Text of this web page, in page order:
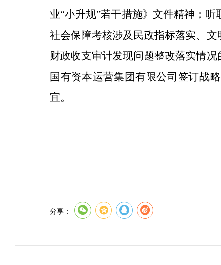
业“小升规”若干措施》文件精神；听
社会保障考核涉及民政指标落实、
财政收支审计发现问题整改落实情况
国有资本运营集团有限公司签订战
宜。
分享：